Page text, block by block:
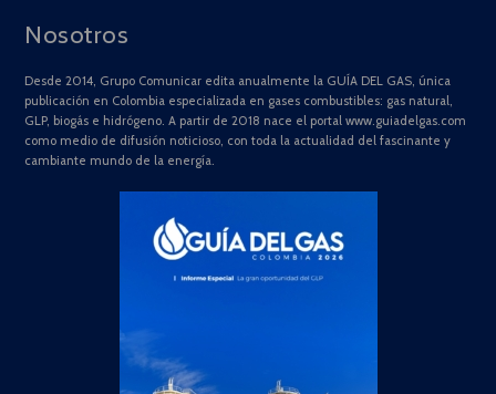
Nosotros
Desde 2014, Grupo Comunicar edita anualmente la GUÍA DEL GAS, única
publicación en Colombia especializada en gases combustibles: gas natural,
GLP, biogás e hidrógeno. A partir de 2018 nace el portal www.guiadelgas.com
como medio de difusión noticioso, con toda la actualidad del fascinante y
cambiante mundo de la energía.